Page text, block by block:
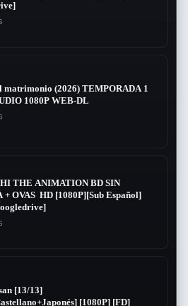
matrimonio (2026) TEMPORADA 1
1080P WEB-DL
THE ANIMATION BD SIN
+ OVAS HD [1080P][Sub Español]
[13/13]
[1080P] [FD]